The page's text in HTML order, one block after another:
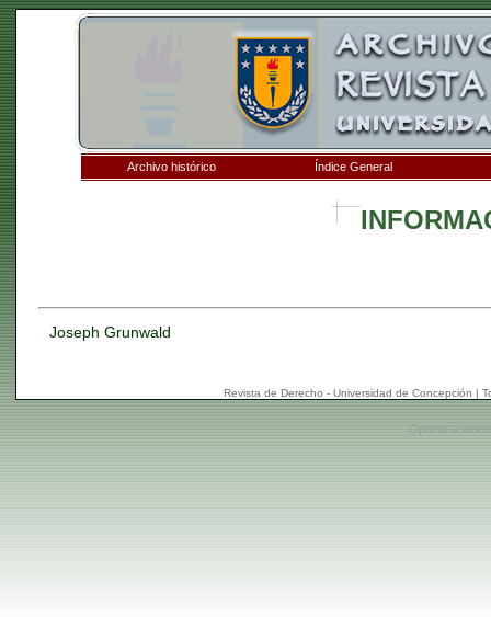
Archivo histórico Índice General
Joseph Grunwald
Revista de Derecho - Universidad de Concepción |